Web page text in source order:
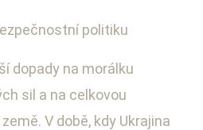
politiku
dopady na morálku
sil a na celkovou
V době, kdy Ukrajina